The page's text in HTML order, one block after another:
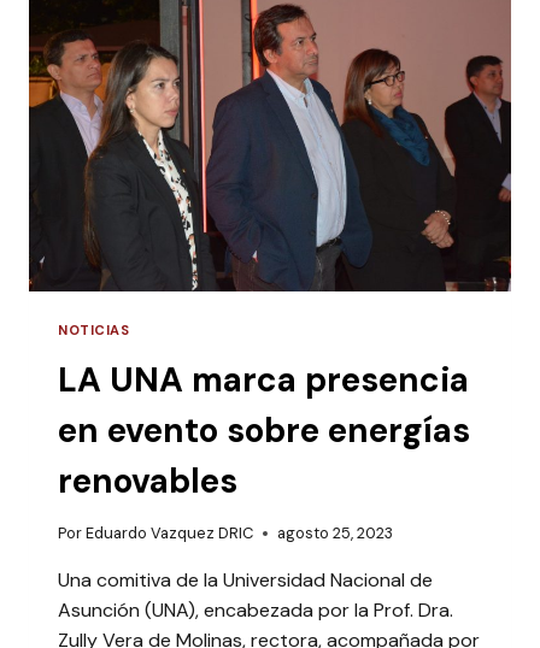
ESTRECHAR
LAZOS
NOTICIAS
LA UNA marca presencia
en evento sobre energías
renovables
PorEduardo Vazquez DRIC agosto 25, 2023
Una comitiva de la Universidad Nacional de
Asunción (UNA), encabezada por la Prof. Dra.
Zully Vera de Molinas, rectora, acompañada por